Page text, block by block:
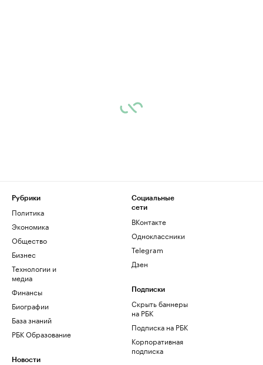
Рубрики
Политика
Экономика
Общество
Бизнес
Технологии и
медиа
Финансы
Биографии
База знаний
РБК Образование
Новости
Социальные
сети
ВКонтакте
Одноклассники
Telegram
Дзен
Подписки
Скрыть баннеры
на РБК
Подписка на РБК
Корпоративная
подписка